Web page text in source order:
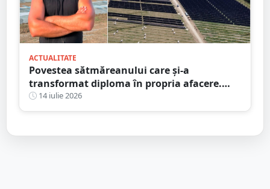
ACTUALITATE
Povestea sătmăreanului care și-a
transformat diploma în propria afacere.
Parc solar de 460 de milioane de euro,
protejat cu proiectul său
14 iulie 2026